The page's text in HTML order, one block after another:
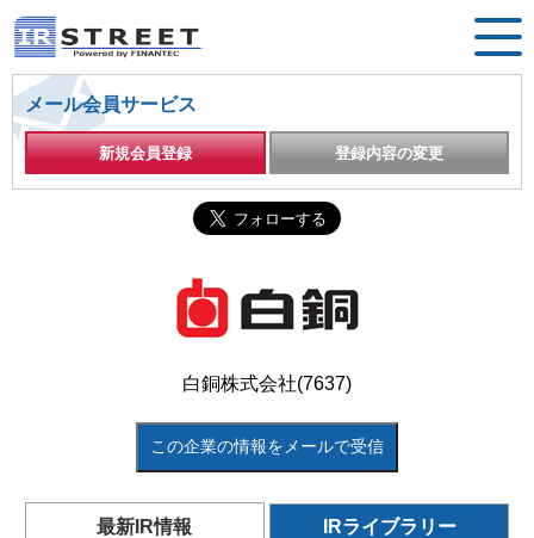
メール会員サービス
新規会員登録 登録内容の変更
白銅株式会社(7637)
この企業の情報をメールで受信
最新IR情報 IRライブラリー